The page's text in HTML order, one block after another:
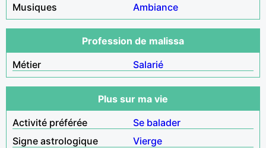
Musiques
Ambiance
Profession de malissa
Métier
Salarié
Plus sur ma vie
Activité préférée
Se balader
Signe astrologique
Vierge